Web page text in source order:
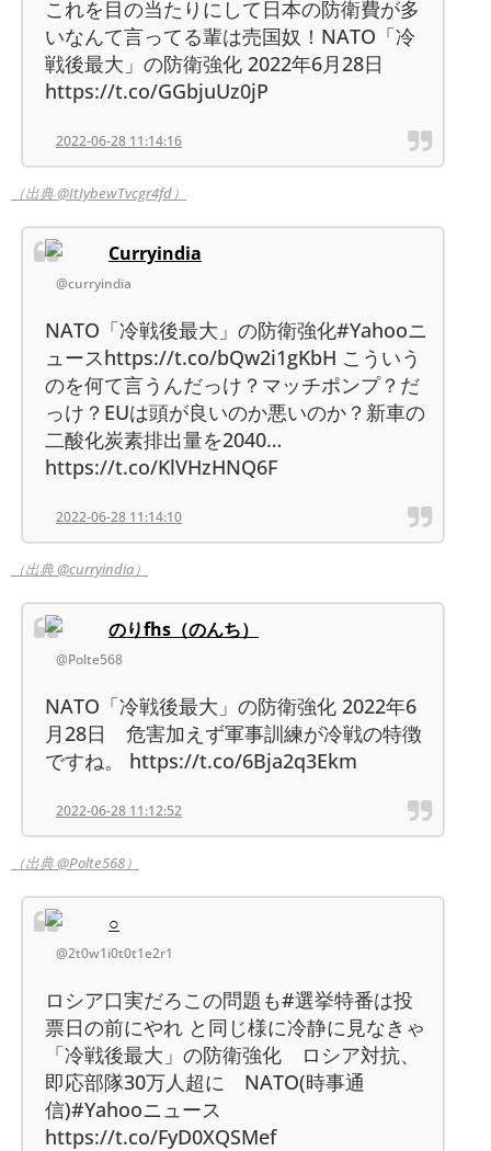
これを目の当たりにして日本の防衛費が多
いなんて言ってる輩は売国奴！NATO「冷
戦後最大」の防衛強化 2022年6月28日
https://t.co/GGbjuUz0jP
2022-06-28 11:14:16
（出典 @ItIybewTvcgr4fd）
Curryindia
@curryindia
NATO「冷戦後最大」の防衛強化#Yahooニ
ュースhttps://t.co/bQw2i1gKbH こういう
のを何て言うんだっけ？マッチポンプ？だ
っけ？EUは頭が良いのか悪いのか？新車の
二酸化炭素排出量を2040…
https://t.co/KlVHzHNQ6F
2022-06-28 11:14:10
（出典 @curryindia）
のりfhs（のんち）
@Polte568
NATO「冷戦後最大」の防衛強化 2022年6
月28日 危害加えず軍事訓練が冷戦の特徴
ですね。 https://t.co/6Bja2q3Ekm
2022-06-28 11:12:52
（出典 @Polte568）
○
@2t0w1i0t0t1e2r1
ロシア口実だろこの問題も#選挙特番は投
票日の前にやれ と同じ様に冷静に見なきゃ
「冷戦後最大」の防衛強化 ロシア対抗、
即応部隊30万人超に NATO(時事通
信)#Yahooニュース
https://t.co/FyD0XQSMef